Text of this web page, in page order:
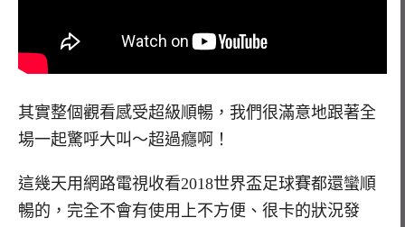
其實整個觀看感受超級順暢，我們很滿意地跟著全
場一起驚呼大叫～超過癮啊！
這幾天用網路電視收看2018世界盃足球賽都還蠻順
暢的，完全不會有使用上不方便、很卡的狀況發